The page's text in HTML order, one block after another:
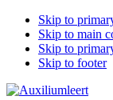
Skip to
Skip to main
Skip to
Skip to footer